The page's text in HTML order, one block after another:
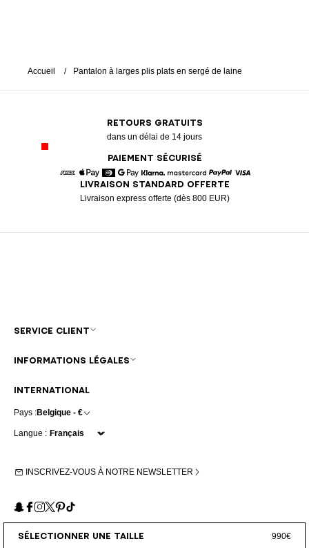
SÉLECTIONNER UNE TAILLE 990€
Accueil Pantalon à larges plis plats en sergé de laine
RETOURS GRATUITS
dans un délai de 14 jours
PAIEMENT SÉCURISÉ
American Express
Apple Pay
DinersGoogle Pay
Klarna MastercardPaypal
LIVRAISON STANDARD OFFERTE
Livraison express offerte (dès 800 EUR)
INTERNATIONAL
Pays :Belgique - €
Langue :
INSCRIVEZ-VOUS À NOTRE NEWSLETTER
Snapchat
Facebook
Instagram
X Pinterest
TikTok
SERVICE CLIENT
INFORMATIONS LÉGALES